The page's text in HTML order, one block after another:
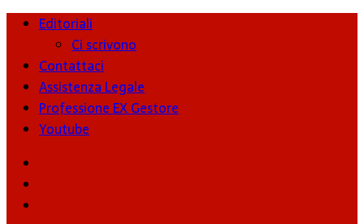
Editoriali
Ci scrivono
Contattaci
Assistenza Legale
Professione EX Gestore
Youtube